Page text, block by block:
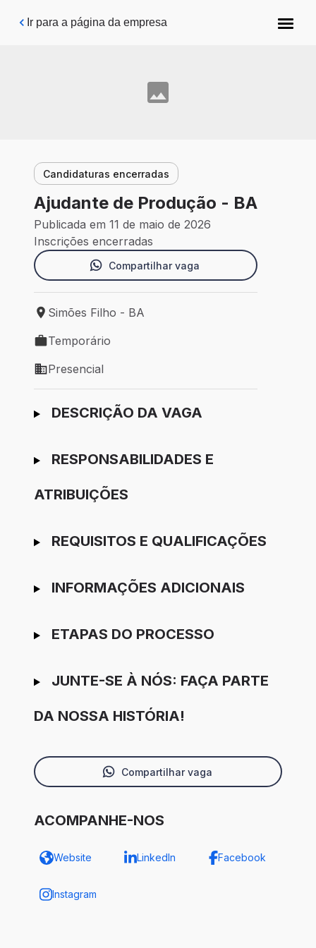
Pular para o conteúdo principal
Ir para a página da empresa
Candidaturas encerradas
Ajudante de Produção - BA
Publicada em 11 de maio de 2026
Inscrições encerradas
Compartilhar vaga
Local de trabalho: Simões Filho - BA
Simões Filho - BA
Tipo de vaga: Temporário
Temporário
Modelo de trabalho: Presencial
Presencial
Ir para candidatura
DESCRIÇÃO DA VAGA
RESPONSABILIDADES E
ATRIBUIÇÕES
REQUISITOS E QUALIFICAÇÕES
INFORMAÇÕES ADICIONAIS
ETAPAS DO PROCESSO
JUNTE-SE À NÓS: FAÇA PARTE
DA NOSSA HISTÓRIA!
Compartilhar vaga
ACOMPANHE-NOS
Website LinkedIn Facebook
Instagram